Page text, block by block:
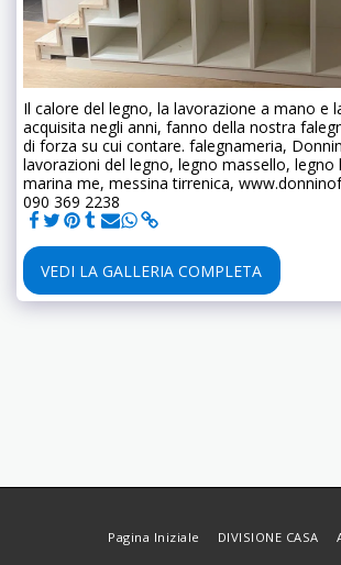
Il calore del legno, la lavorazione a mano e
acquisita negli anni, fanno della nostra
di forza su cui contare. falegnameria,
lavorazioni del legno, legno massello, legno
marina me, messina tirrenica,
090 369 2238
VEDI LA GALLERIA COMPLETA
Pagina Iniziale DIVISIONE CASA